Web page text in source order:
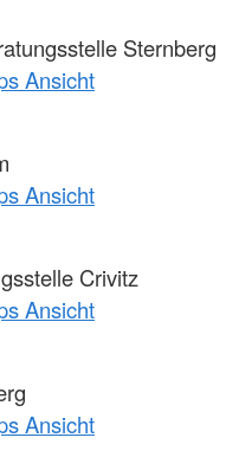
Sternberg
Ansicht
Ansicht
Crivitz
Ansicht
Ansicht